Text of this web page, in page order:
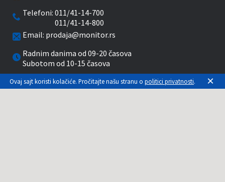
Telefoni:011/41-14-700
011/41-14-800
Email: prodaja@monitor.rs
Radnim danima od 09-20 časova
Subotom od 10-15 časova
facebooktwitterpinterestinstagram
youtube
Ovaj sajt koristi kolačiće. Pročitajte našu stranu o politici privatnosti. ×